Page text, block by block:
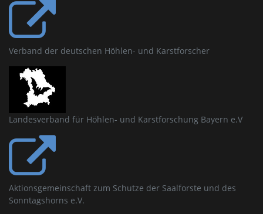
Verband der deutschen Höhlen- und Karstforscher
Landesverband für Höhlen- und Karstforschung Bayern e.V
Aktionsgemeinschaft zum Schutze der Saalforste und des
Sonntagshorns e.V.